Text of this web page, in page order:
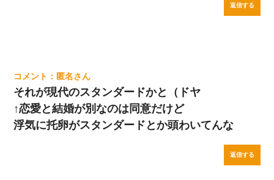
返信する
匿名
それが現代のスタンダードかと（ドヤ
↑恋愛と結婚が別なのは同意だけど
浮気に托卵がスタンダードとか頭わいてんな
返信する